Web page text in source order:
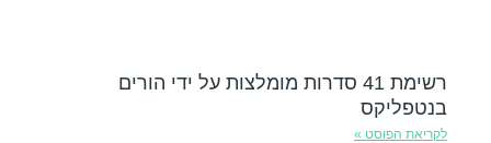
רשימת 41 סדרות מומלצות על ידי הורים
בנטפליקס
לקריאת הפוסט »